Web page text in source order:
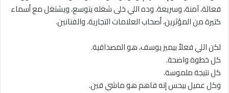
فعالة، آمنة، وسريعة. وده اللي خلى شغله يتوسع، ويشتغل مع أسماء
كتيرة من المؤثرين، أصحاب العلامات التجارية، والفنانين.
لكن اللي فعلاً بيميز يوسف، هو المصداقية.
كل خطوة واضحة.
كل نتيجة ملموسة.
وكل عميل بيحس إنه فاهم هو ماشي فين.